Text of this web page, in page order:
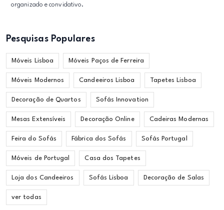
organizado e convidativo.
Pesquisas Populares
Móveis Lisboa Móveis Paços de Ferreira
Móveis Modernos Candeeiros Lisboa Tapetes Lisboa
Decoração de Quartos Sofás Innovation
Mesas Extensíveis Decoração Online Cadeiras Modernas
Feira do Sofás Fábrica dos Sofás Sofás Portugal
Móveis de Portugal Casa dos Tapetes
Loja dos Candeeiros Sofás Lisboa Decoração de Salas
ver todas